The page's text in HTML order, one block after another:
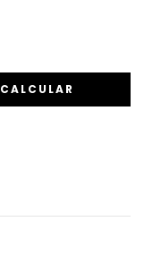
CALCULAR